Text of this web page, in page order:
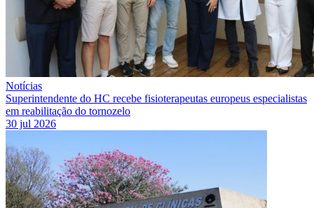
Notícias
Superintendente do HC recebe fisioterapeutas europeus especialistas
em reabilitação do tornozelo
30 jul 2026